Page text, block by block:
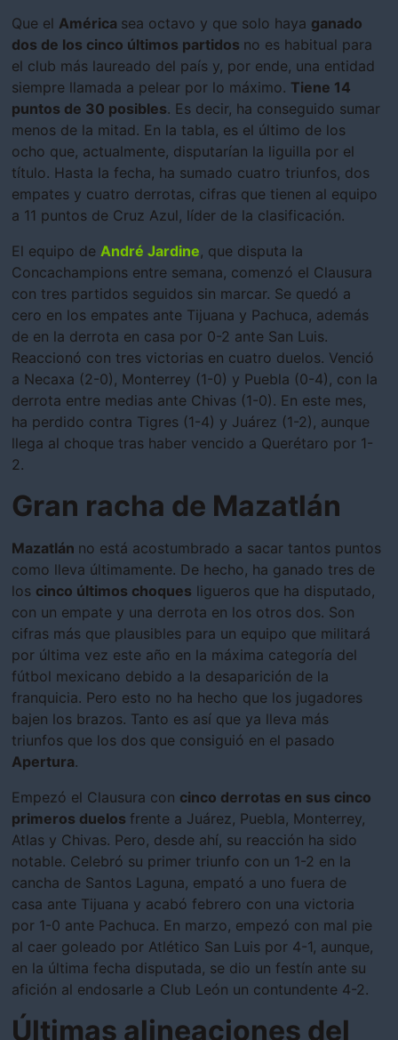
Que el América sea octavo y que solo haya ganado
dos de los cinco últimos partidos no es habitual para
el club más laureado del país y, por ende, una entidad
siempre llamada a pelear por lo máximo. Tiene 14
puntos de 30 posibles. Es decir, ha conseguido sumar
menos de la mitad. En la tabla, es el último de los
ocho que, actualmente, disputarían la liguilla por el
título. Hasta la fecha, ha sumado cuatro triunfos, dos
empates y cuatro derrotas, cifras que tienen al equipo
a 11 puntos de Cruz Azul, líder de la clasificación.
El equipo de André Jardine, que disputa la
Concachampions entre semana, comenzó el Clausura
con tres partidos seguidos sin marcar. Se quedó a
cero en los empates ante Tijuana y Pachuca, además
de en la derrota en casa por 0-2 ante San Luis.
Reaccionó con tres victorias en cuatro duelos. Venció
a Necaxa (2-0), Monterrey (1-0) y Puebla (0-4), con la
derrota entre medias ante Chivas (1-0). En este mes,
ha perdido contra Tigres (1-4) y Juárez (1-2), aunque
llega al choque tras haber vencido a Querétaro por 1-
2.
Gran racha de Mazatlán
Mazatlán no está acostumbrado a sacar tantos puntos
como lleva últimamente. De hecho, ha ganado tres de
los cinco últimos choques ligueros que ha disputado,
con un empate y una derrota en los otros dos. Son
cifras más que plausibles para un equipo que militará
por última vez este año en la máxima categoría del
fútbol mexicano debido a la desaparición de la
franquicia. Pero esto no ha hecho que los jugadores
bajen los brazos. Tanto es así que ya lleva más
triunfos que los dos que consiguió en el pasado
Apertura.
Empezó el Clausura con cinco derrotas en sus cinco
primeros duelos frente a Juárez, Puebla, Monterrey,
Atlas y Chivas. Pero, desde ahí, su reacción ha sido
notable. Celebró su primer triunfo con un 1-2 en la
cancha de Santos Laguna, empató a uno fuera de
casa ante Tijuana y acabó febrero con una victoria
por 1-0 ante Pachuca. En marzo, empezó con mal pie
al caer goleado por Atlético San Luis por 4-1, aunque,
en la última fecha disputada, se dio un festín ante su
afición al endosarle a Club León un contundente 4-2.
Últimas alineaciones del